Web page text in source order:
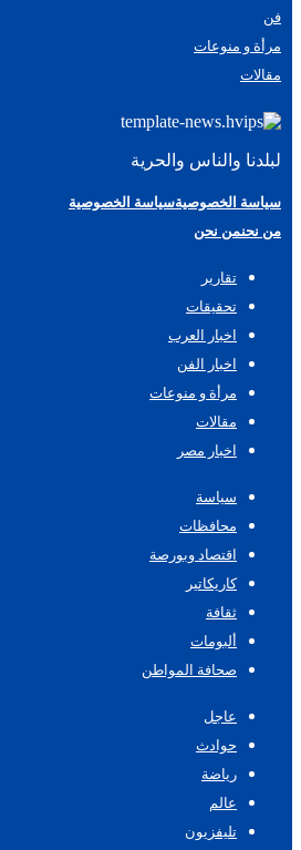
فن
مرأة و منوعات
مقالات
لبلدنا والناس والحرية
سياسة الخصوصيةسياسة الخصوصية
من نحنمن نحن
تقارير
تحقيقات
اخبار العرب
اخبار الفن
مرأة و منوعات
مقالات
اخبار مصر
سياسة
محافظات
اقتصاد وبورصة
كاريكاتير
ثقافة
ألبومات
صحافة المواطن
عاجل
حوادث
رياضة
عالم
تليفزيون